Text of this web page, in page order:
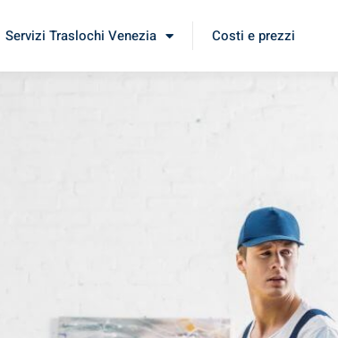
Servizi Traslochi Venezia Costi e prezzi